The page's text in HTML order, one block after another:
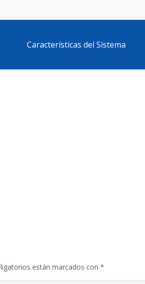
Características del Sistema
están marcados con *